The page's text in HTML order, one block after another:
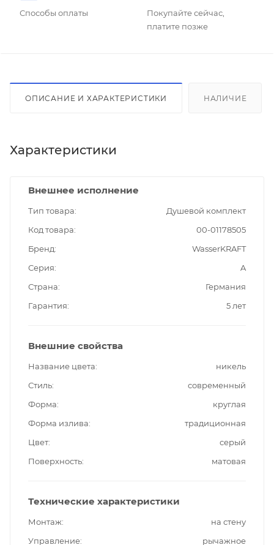
Способы оплаты
Покупайте сейчас,
платите позже
ОПИСАНИЕ И ХАРАКТЕРИСТИКИ НАЛИЧИЕ
Характеристики
Внешнее исполнение
Тип товара
Душевой комплект
Код товара
00-01178505
Бренд
WasserKRAFT
Серия
A
Страна
Германия
Гарантия
5 лет
Внешние свойства
Название цвета
никель
Стиль
современный
Форма
круглая
Форма излива
традиционная
Цвет
серый
Поверхность
матовая
Технические характеристики
Монтаж
на стену
Управление
рычажное